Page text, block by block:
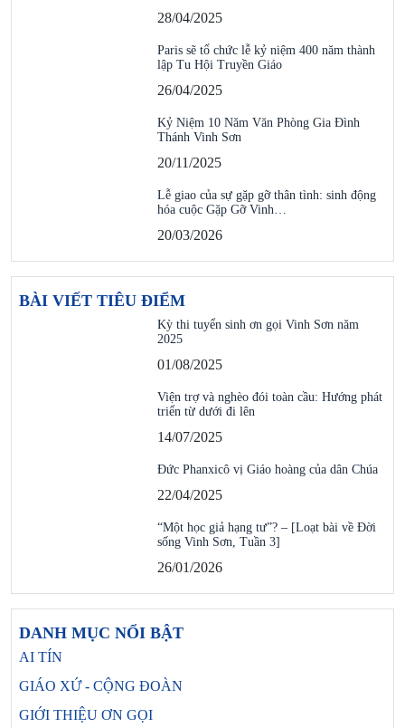
28/04/2025
Paris sẽ tổ chức lễ kỷ niệm 400 năm thành
lập Tu Hội Truyền Giáo
26/04/2025
Kỷ Niệm 10 Năm Văn Phòng Gia Đình
Thánh Vinh Sơn
20/11/2025
Lễ giao của sự gặp gỡ thân tình: sinh động
hóa cuộc Gặp Gỡ Vinh…
20/03/2026
BÀI VIẾT TIÊU ĐIỂM
Kỳ thi tuyển sinh ơn gọi Vinh Sơn năm
2025
01/08/2025
Viện trợ và nghèo đói toàn cầu: Hướng phát
triển từ dưới đi lên
14/07/2025
Đức Phanxicô vị Giáo hoàng của dân Chúa
22/04/2025
“Một học giả hạng tư”? – [Loạt bài về Đời
sống Vinh Sơn, Tuần 3]
26/01/2026
DANH MỤC NỔI BẬT
AI TÍN
GIÁO XỨ - CỘNG ĐOÀN
GIỚI THIỆU ƠN GỌI